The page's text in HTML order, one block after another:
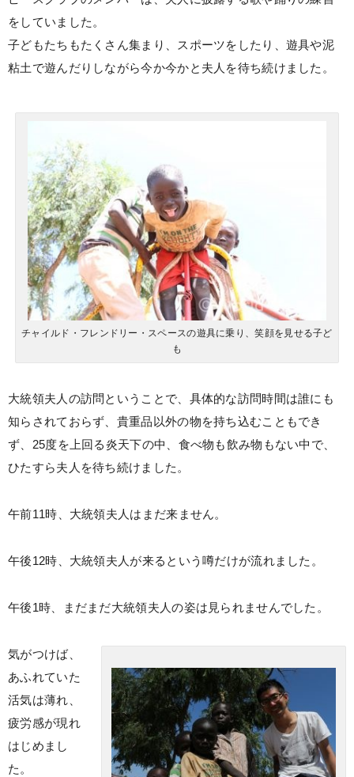
をしていました。
子どもたちもたくさん集まり、スポーツをしたり、遊具や泥
粘土で遊んだりしながら今か今かと夫人を待ち続けました。
チャイルド・フレンドリー・スペースの遊具に乗り、笑顔を見せる子ど
も
大統領夫人の訪問ということで、具体的な訪問時間は誰にも
知らされておらず、貴重品以外の物を持ち込むこともでき
ず、25度を上回る炎天下の中、食べ物も飲み物もない中で、
ひたすら夫人を待ち続けました。
午前11時、大統領夫人はまだ来ません。
午後12時、大統領夫人が来るという噂だけが流れました。
午後1時、まだまだ大統領夫人の姿は見られませんでした。
気がつけば、
あふれていた
活気は薄れ、
疲労感が現れ
はじめまし
た。